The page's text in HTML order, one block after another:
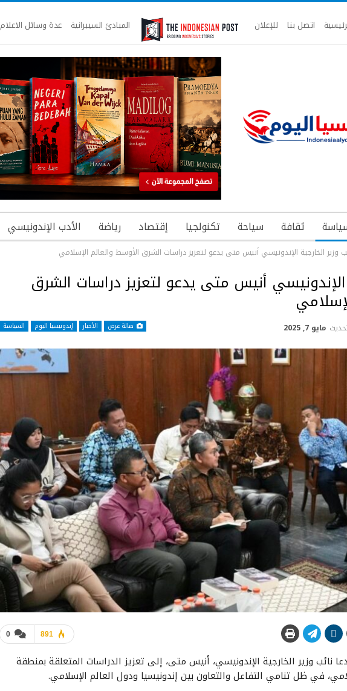
اتصل بنا للإعلان المبادئ السيبرانية عدة وسائل الاعلام
ثقافة سياحة تكنولجيا إقتصاد رياضة الأدب الإندونيسي
وزير الخارجية الإندونيسي أنيس متى يدعو لتعزيز دراسات الشرق الأوسط والعالم الإسلامي
الإندونيسي أنيس متى يدعو لتعزيز دراسات الشرق
صالة عرض الأخبار إندونيسيا اليوم السياسة مايو 7, 2025
0 891
نائب وزير الخارجية الإندونيسي، أنيس متى، إلى تعزيز الدراسات المتعلقة بمنطقة
في ظل تنامي التفاعل والتعاون بين إندونيسيا ودول العالم الإسلامي.